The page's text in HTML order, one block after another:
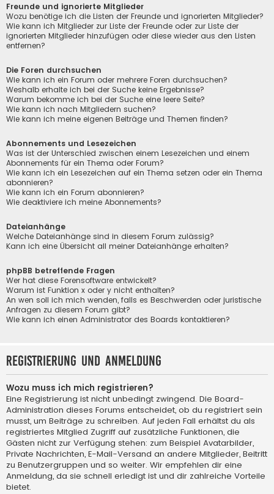
Freunde und ignorierte Mitglieder
Wozu benötige ich die Listen der Freunde und ignorierten Mitglieder?
Wie kann ich Mitglieder zur Liste der Freunde oder zur Liste der
ignorierten Mitglieder hinzufügen oder diese wieder aus den Listen
entfernen?
Die Foren durchsuchen
Wie kann ich ein Forum oder mehrere Foren durchsuchen?
Weshalb erhalte ich bei der Suche keine Ergebnisse?
Warum bekomme ich bei der Suche eine leere Seite?
Wie kann ich nach Mitgliedern suchen?
Wie kann ich meine eigenen Beiträge und Themen finden?
Abonnements und Lesezeichen
Was ist der Unterschied zwischen einem Lesezeichen und einem
Abonnements für ein Thema oder Forum?
Wie kann ich ein Lesezeichen auf ein Thema setzen oder ein Thema
abonnieren?
Wie kann ich ein Forum abonnieren?
Wie deaktiviere ich meine Abonnements?
Dateianhänge
Welche Dateianhänge sind in diesem Forum zulässig?
Kann ich eine Übersicht all meiner Dateianhänge erhalten?
phpBB betreffende Fragen
Wer hat diese Forensoftware entwickelt?
Warum ist Funktion x oder y nicht enthalten?
An wen soll ich mich wenden, falls es Beschwerden oder juristische
Anfragen zu diesem Forum gibt?
Wie kann ich einen Administrator des Boards kontaktieren?
Registrierung und Anmeldung
Wozu muss ich mich registrieren?
Eine Registrierung ist nicht unbedingt zwingend. Die Board-
Administration dieses Forums entscheidet, ob du registriert sein
musst, um Beiträge zu schreiben. Auf jeden Fall erhältst du als
registriertes Mitglied Zugriff auf zusätzliche Funktionen, die
Gästen nicht zur Verfügung stehen: zum Beispiel Avatarbilder,
Private Nachrichten, E-Mail-Versand an andere Mitglieder, Beitritt
zu Benutzergruppen und so weiter. Wir empfehlen dir eine
Anmeldung, da sie schnell erledigt ist und dir zahlreiche Vorteile
bietet.